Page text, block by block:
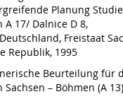
Planung
17/ Dalnice D 8,
Freistaat
Republik, 1995
Beurteilung für
– Böhmen (A